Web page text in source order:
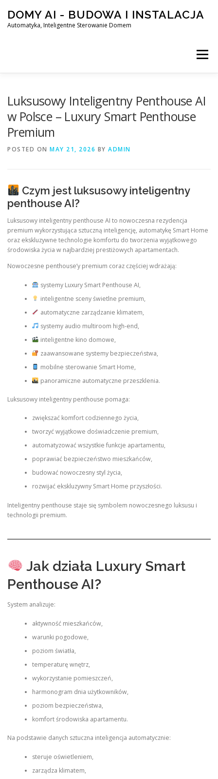
content
DOMY AI - BUDOWA I INSTALACJA
Automatyka, Inteligentne Sterowanie Domem
Menu
SMART DOM AI – AUTOMATYKA, INTELIGENTNE
Luksusowy Inteligentny Penthouse AI
w Polsce – Luxury Smart Penthouse
Premium
POSTED ON MAY 21, 2026 BY ADMIN
Czym jest luksusowy inteligentny
penthouse AI?
Luksusowy inteligentny penthouse AI to nowoczesna rezydencja
premium wykorzystująca sztuczną inteligencję, automatykę Smart Home
oraz ekskluzywne technologie komfortu do tworzenia wyjątkowego
środowiska życia w najbardziej prestiżowych apartamentach.
Nowoczesne penthouse’y premium coraz częściej wdrażają:
systemy Luxury Smart Penthouse AI,
inteligentne sceny świetlne premium,
automatyczne zarządzanie klimatem,
systemy audio multiroom high-end,
inteligentne kino domowe,
zaawansowane systemy bezpieczeństwa,
mobilne sterowanie Smart Home,
panoramiczne automatyczne przeszklenia.
Luksusowy inteligentny penthouse pomaga:
zwiększać komfort codziennego życia,
tworzyć wyjątkowe doświadczenie premium,
automatyzować wszystkie funkcje apartamentu,
poprawiać bezpieczeństwo mieszkańców,
budować nowoczesny styl życia,
rozwijać ekskluzywny Smart Home przyszłości.
Inteligentny penthouse staje się symbolem nowoczesnego luksusu i
technologii premium.
Jak działa Luxury Smart
Penthouse AI?
System analizuje:
aktywność mieszkańców,
warunki pogodowe,
poziom światła,
temperaturę wnętrz,
wykorzystanie pomieszczeń,
harmonogram dnia użytkowników,
poziom bezpieczeństwa,
komfort środowiska apartamentu.
Na podstawie danych sztuczna inteligencja automatycznie:
steruje oświetleniem,
zarządza klimatem,